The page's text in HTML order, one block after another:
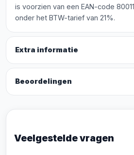
is voorzien van een EAN-code
onder het BTW-tarief van 21%.
Extra informatie
Beoordelingen
Veelgestelde vragen